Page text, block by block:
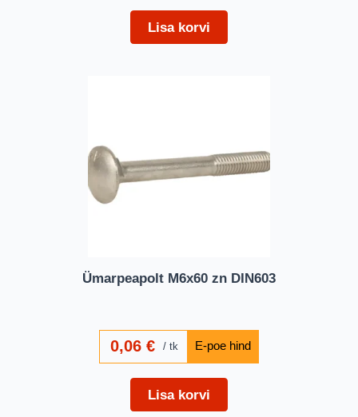
Lisa korvi
Ümarpeapolt M6x60 zn DIN603
0,06€ tk
Lisa korvi